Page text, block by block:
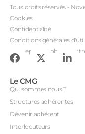
Tous droits réservés -
Cookies
Confidentialité
Conditions générales
Conception : John
Le CMG
Qui sommes nous ?
Structures adhérentes
Dévenir adhérent
Interlocuteurs